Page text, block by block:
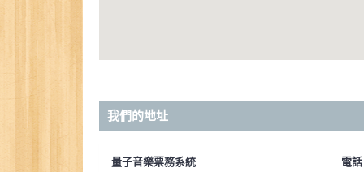
我們的地址
量子音樂票務系統
電話